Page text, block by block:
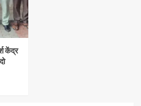
केंद्र